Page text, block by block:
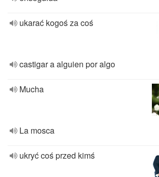
ukarać kogoś za coś
castigar a alguien por algo
Mucha
La mosca
ukryć coś przed kimś